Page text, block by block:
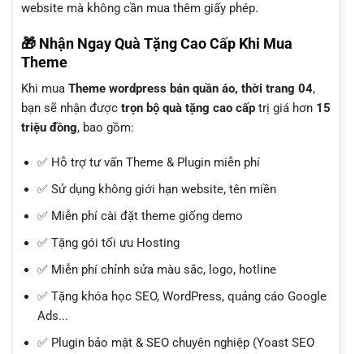
website mà không cần mua thêm giấy phép.
🎁 Nhận Ngay Quà Tặng Cao Cấp Khi Mua
Theme
Khi mua Theme wordpress bán quần áo, thời trang 04,
bạn sẽ nhận được trọn bộ quà tặng cao cấp trị giá hơn 15
triệu đồng, bao gồm:
✅ Hỗ trợ tư vấn Theme & Plugin miễn phí
✅ Sử dụng không giới hạn website, tên miền
✅ Miễn phí cài đặt theme giống demo
✅ Tặng gói tối ưu Hosting
✅ Miễn phí chỉnh sửa màu sắc, logo, hotline
✅ Tặng khóa học SEO, WordPress, quảng cáo Google
Ads...
✅ Plugin bảo mật & SEO chuyên nghiệp (Yoast SEO